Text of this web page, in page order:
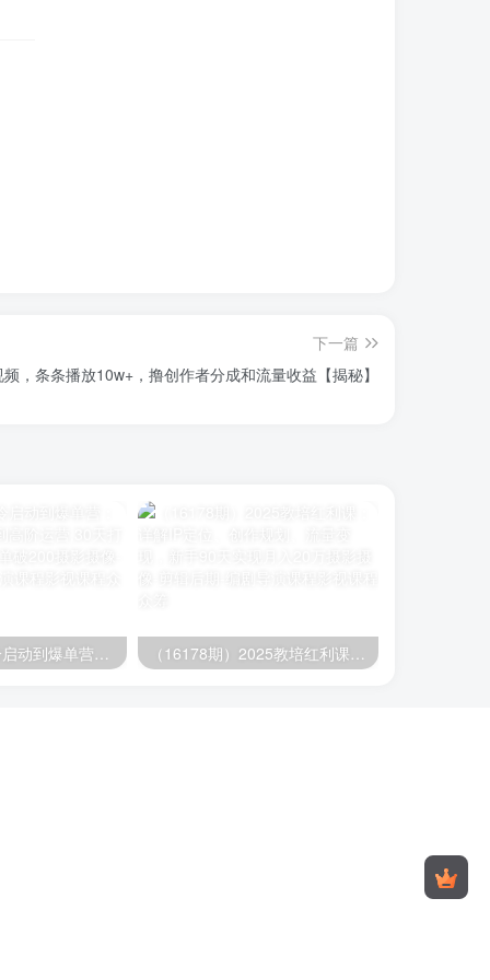
下一篇
，条条播放10w+，撸创作者分成和流量收益【揭秘】
（16177期）冷启动到爆单营：从猜你喜欢打法到高阶运营,30天打造爆款店铺,日订单破200 （16178期）2025教培红利课：详解IP定位、创作规划、流量变现，新手90天实现月入20万